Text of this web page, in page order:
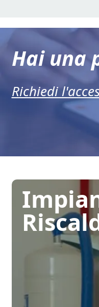
Hai una
Richiedi